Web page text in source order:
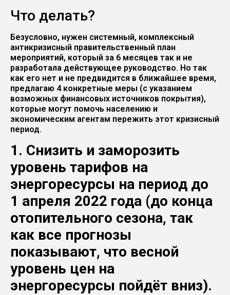
Что делать?
Безусловно, нужен системный, комплексный
антикризисный правительственный план
мероприятий, который за 6 месяцев так и не
разработала действующее руководство. Но так
как его нет и не предвидится в ближайшее время,
предлагаю 4 конкретные меры (с указанием
возможных финансовых источников покрытия),
которые могут помочь населению и
экономическим агентам пережить этот кризисный
период.
1. Снизить и заморозить
уровень тарифов на
энергоресурсы на период до
1 апреля 2022 года (до конца
отопительного сезона, так
как все прогнозы
показывают, что весной
уровень цен на
энергоресурсы пойдёт вниз).